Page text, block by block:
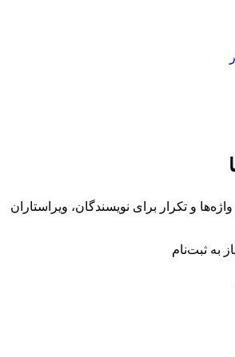
و تکرار برای نویسندگان، ویراستاران
به ثبت‌نام